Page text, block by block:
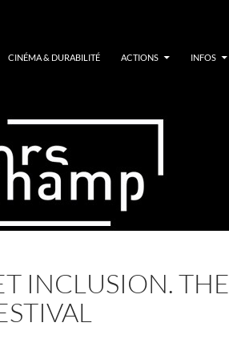
CINÉMA & DURABILITÉ ACTIONS INFOS
INCLUSION. THE